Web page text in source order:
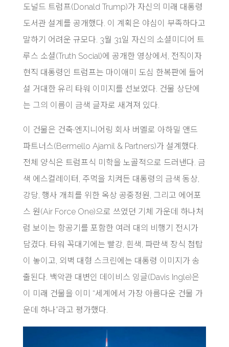
도널드 트럼프(Donald Trump)가 자신의 미래 대통령
도서관 설계를 공개했다. 이 계획은 야심이 부족하다고
말하기 어려운 규모다. 3월 31일 자신의 소셜미디어 트
루스 소셜(Truth Social)에 공개한 영상에서, 전직이자
현직 대통령인 트럼프는 마이애미 도심 한복판에 들어
설 거대한 유리 타워 이미지를 선보였다. 건물 상단에
는 그의 이름이 금색 글자로 새겨져 있다.
이 건물은 건축·엔지니어링 회사 버멜로 아하밀 앤드
파트너스(Bermello Ajamil & Partners)가 설계했다.
전체 양식은 트럼프식 미학을 노골적으로 드러낸다. 금
색 에스컬레이터, 주먹을 치켜든 대통령의 금색 동상,
강당, 행사 개최를 위한 옥상 공중정원, 그리고 에어포
스 원(Air Force One)으로 쓰였던 기체 가운데 하나처
럼 보이는 항공기를 포함한 여러 대의 비행기 전시가
담겼다. 타워 꼭대기에는 빨강, 흰색, 파란색 장식 첨탑
이 놓이고, 외벽 대형 스크린에는 대통령 이미지가 송
출된다. 백악관 대변인 데이비스 잉글(Davis Ingle)은
이 미래 건물을 이미 “세계에서 가장 아름다운 건물 가
운데 하나”라고 평가했다.